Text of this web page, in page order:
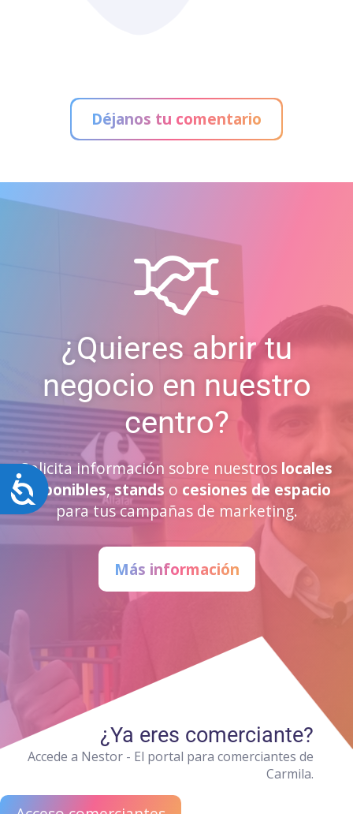
Accesibilidad
Déjanos tu comentario
¿Quieres abrir tu
negocio en nuestro
centro?
Solicita información sobre nuestros locales
disponibles, stands o cesiones de espacio
para tus campañas de marketing.
Más información
¿Ya eres comerciante?
Accede a Nestor - El portal para comerciantes de
Carmila.